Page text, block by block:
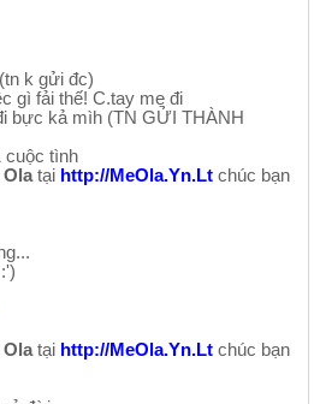
k gửi đc)
gì fải thế! C.tay mẹ đi
bực kả mìh (TN GỬI THÀNH
cuộc tình
Ola tại http://MeOla.Yn.Lt chúc bạn
Ola tại http://MeOla.Yn.Lt chúc bạn